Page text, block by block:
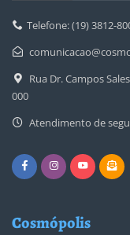
Telefone: (19) 3812-
Rua Dr. Campos
000
Atendimento de
Cosmópolis